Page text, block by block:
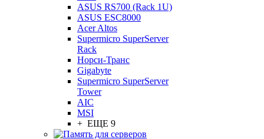
ASUS RS700 (Rack 1U)
ASUS ESC8000
Acer Altos
Supermicro SuperServer
Rack
Норси-Транс
Gigabyte
Supermicro SuperServer
Tower
AIC
MSI
+ ЕЩЕ 9